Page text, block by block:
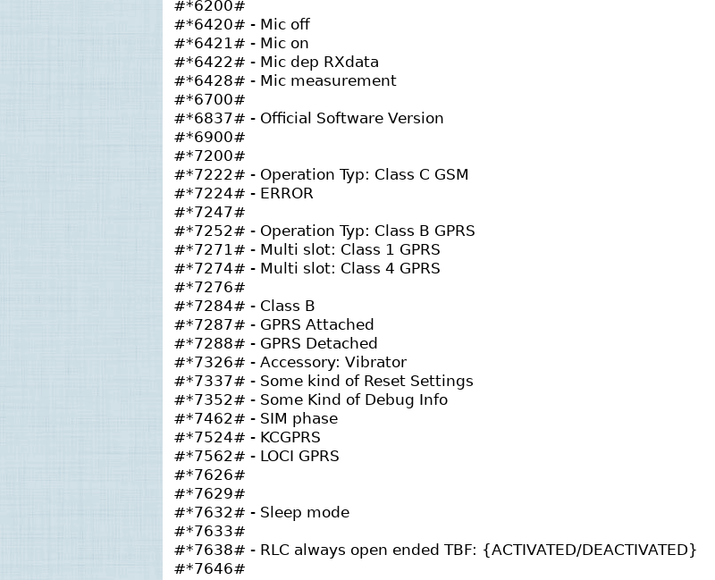
#*6200#
#*6420# - Mic off
#*6421# - Mic on
#*6422# - Mic dep RXdata
#*6428# - Mic measurement
#*6700#
#*6837# - Official Software Version
#*6900#
#*7200#
#*7222# - Operation Typ: Class C GSM
#*7224# - ERROR
#*7247#
#*7252# - Operation Typ: Class B GPRS
#*7271# - Multi slot: Class 1 GPRS
#*7274# - Multi slot: Class 4 GPRS
#*7276#
#*7284# - Class B
#*7287# - GPRS Attached
#*7288# - GPRS Detached
#*7326# - Accessory: Vibrator
#*7337# - Some kind of Reset Settings
#*7352# - Some Kind of Debug Info
#*7462# - SIM phase
#*7524# - KCGPRS
#*7562# - LOCI GPRS
#*7626#
#*7629#
#*7632# - Sleep mode
#*7633#
#*7638# - RLC always open ended TBF: {ACTIVATED/DEACTIVATED}
#*7646#